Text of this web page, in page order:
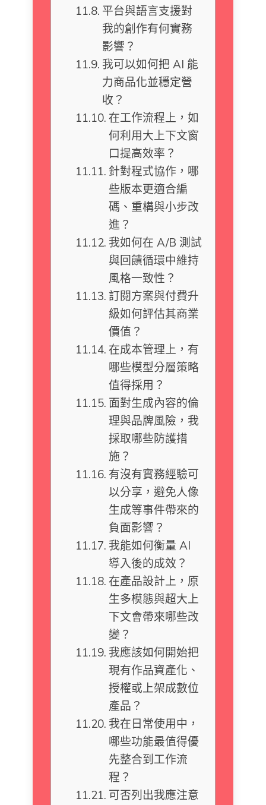
平台與語言支援對
我的創作有何實務
影響？
我可以如何把 AI 能
力商品化並穩定營
收？
在工作流程上，如
何利用大上下文窗
口提高效率？
針對程式協作，哪
些版本更適合編
碼、重構與小步改
進？
我如何在 A/B 測試
與回饋循環中維持
風格一致性？
訂閱方案與付費升
級如何評估其商業
價值？
在成本管理上，有
哪些模型分層策略
值得採用？
面對生成內容的倫
理與品牌風險，我
採取哪些防護措
施？
有沒有實務經驗可
以分享，避免人像
生成等事件帶來的
負面影響？
我能如何衡量 AI
導入後的成效？
在產品設計上，原
生多模態與超大上
下文會帶來哪些改
變？
我應該如何開始把
現有作品資產化、
授權或上架成數位
產品？
我在日常使用中，
哪些功能最值得優
先整合到工作流
程？
可否列出我應注意